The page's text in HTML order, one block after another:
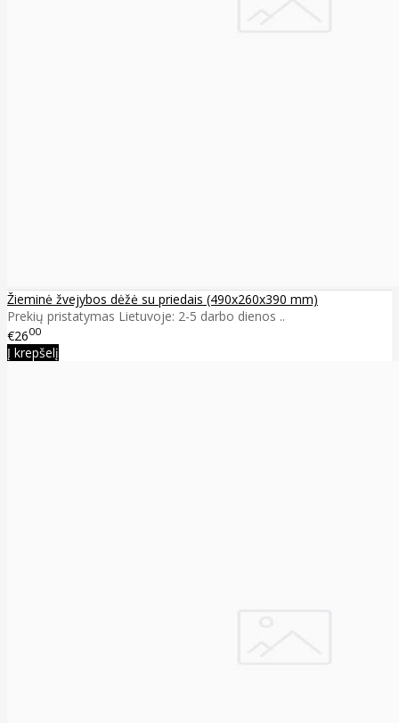
Žieminė žvejybos dėžė su priedais (490x260x390 mm)
Prekių pristatymas Lietuvoje: 2-5 darbo dienos ..
€2600
Į krepšelį